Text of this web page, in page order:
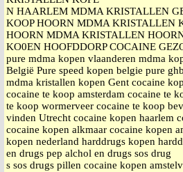
N HAARLEM MDMA KRISTALLEN
KOOP HOORN MDMA KRISTALLEN
HOORN MDMA KRISTALLEN
KO0EN HOOFDDORP COCAINE
pure mdma kopen vlaanderen mdma
België Pure speed kopen belgie pure
mdma kristallen kopen Gent cocaine
cocaine te koop amsterdam cocaine te
te koop wormerveer cocaine te koop
vinden Utrecht cocaine kopen haarlem
cocaine kopen alkmaar cocaine kopen
kopen nederland harddrugs kopen
en drugs pep alchol en drugs sos drug
s sos drugs pillen cocaine kopen